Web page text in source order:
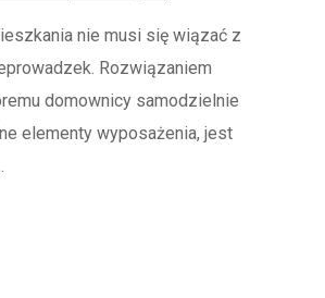
nie musi się wiązać z
Rozwiązaniem
domownicy samodzielnie
elementy wyposażenia, jest